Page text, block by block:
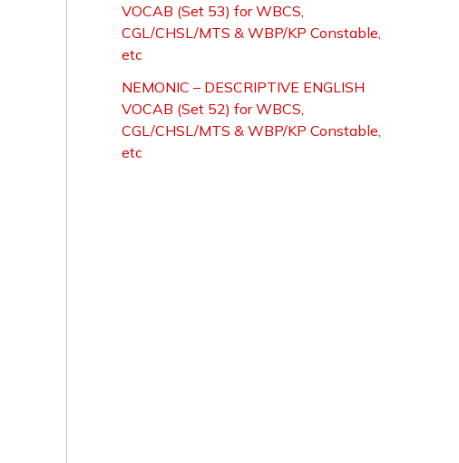
VOCAB (Set 53) for WBCS,
CGL/CHSL/MTS & WBP/KP Constable,
etc
NEMONIC – DESCRIPTIVE ENGLISH
VOCAB (Set 52) for WBCS,
CGL/CHSL/MTS & WBP/KP Constable,
etc